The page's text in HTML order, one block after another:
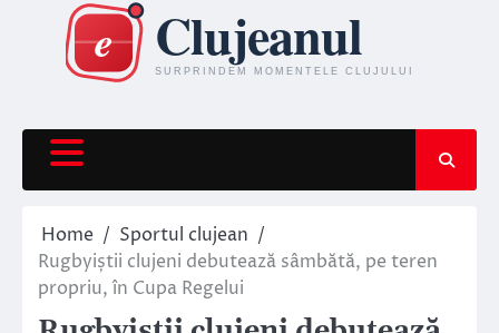
content
Home
Sportul clujean
Rugbyiștii clujeni debutează sâmbătă, pe teren
propriu, în Cupa Regelui